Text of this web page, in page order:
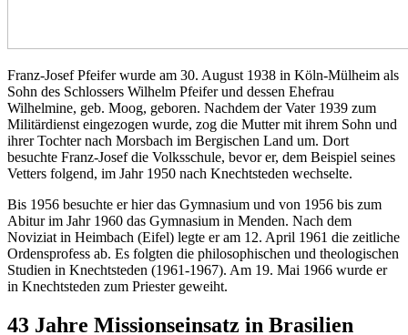
Franz-Josef Pfeifer wurde am 30. August 1938 in Köln-Mülheim als
Sohn des Schlossers Wilhelm Pfeifer und dessen Ehefrau
Wilhelmine, geb. Moog, geboren. Nachdem der Vater 1939 zum
Militärdienst eingezogen wurde, zog die Mutter mit ihrem Sohn und
ihrer Tochter nach Morsbach im Bergischen Land um. Dort
besuchte Franz-Josef die Volksschule, bevor er, dem Beispiel seines
Vetters folgend, im Jahr 1950 nach Knechtsteden wechselte.
Bis 1956 besuchte er hier das Gymnasium und von 1956 bis zum
Abitur im Jahr 1960 das Gymnasium in Menden. Nach dem
Noviziat in Heimbach (Eifel) legte er am 12. April 1961 die zeitliche
Ordensprofess ab. Es folgten die philosophischen und theologischen
Studien in Knechtsteden (1961-1967). Am 19. Mai 1966 wurde er
in Knechtsteden zum Priester geweiht.
43 Jahre Missionseinsatz in Brasilien